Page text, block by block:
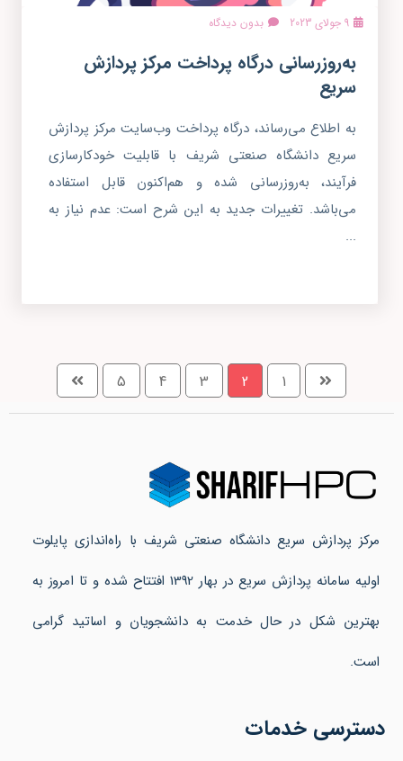
9 جولای 2023 بدون دیدگاه
به‌روزرسانی درگاه پرداخت مرکز پردازش
سریع
به اطلاع می‌رساند، درگاه پرداخت وب‌سایت مرکز پردازش
سریع دانشگاه صنعتی شریف با قابلیت خودکارسازی
فرآیند، به‌روزرسانی شده و هم‌اکنون قابل استفاده
می‌باشد. تغییرات جدید به این شرح است: عدم نیاز به
...
1
2
3
4
5
مرکز پردازش سریع دانشگاه صنعتی شریف با راه‌اندازی پایلوت
اولیه سامانه پردازش سریع در بهار 1392 افتتاح شده و تا امروز به
بهترین شکل در حال خدمت به دانشجویان و اساتید گرامی
است.
دسترسی خدمات